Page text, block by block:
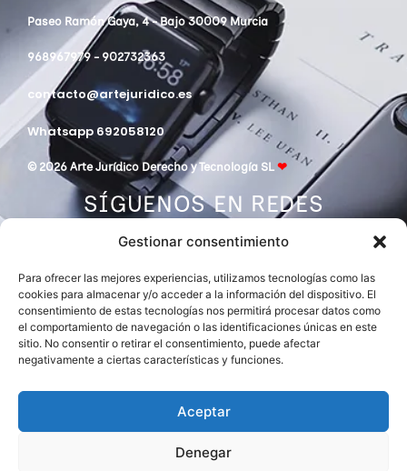
Gestionar consentimiento
Para ofrecer las mejores experiencias, utilizamos tecnologías como las
cookies para almacenar y/o acceder a la información del dispositivo. El
consentimiento de estas tecnologías nos permitirá procesar datos como
el comportamiento de navegación o las identificaciones únicas en este
sitio. No consentir o retirar el consentimiento, puede afectar
negativamente a ciertas características y funciones.
Aceptar
Denegar
Paseo Ramón Gaya, 4 - Bajo 30009 Murcia
968967979 - 902732363
contacto@artejuridico.es
Whatsapp 692058120
© 2026 Arte Jurídico Derecho y Tecnología SL ❤
SÍGUENOS EN REDES
DESPACHO MIEMBRO DE
INTERNATIONAL LAWYERS NETWORK